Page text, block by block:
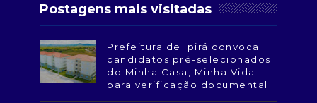
Postagens mais visitadas
Prefeitura de Ipirá convoca
candidatos pré-selecionados
do Minha Casa, Minha Vida
para verificação documental